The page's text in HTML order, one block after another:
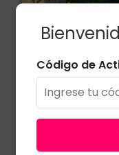
Código de